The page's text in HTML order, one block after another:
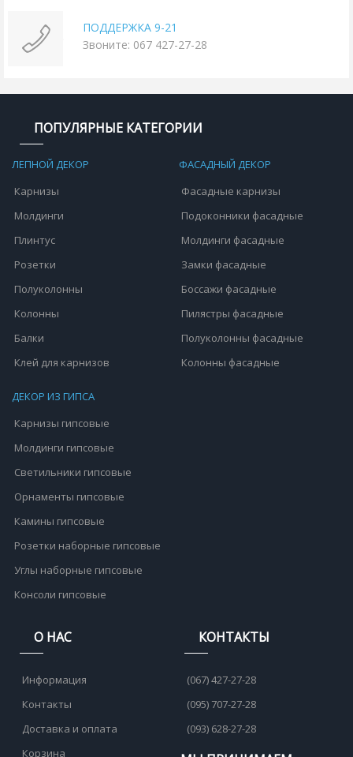
ПОДДЕРЖКА 9-21
Звоните: 067 427-27-28
ПОПУЛЯРНЫЕ КАТЕГОРИИ
ЛЕПНОЙ ДЕКОР
Карнизы
Молдинги
Плинтус
Розетки
Полуколонны
Колонны
Балки
Клей для карнизов
ФАСАДНЫЙ ДЕКОР
Фасадные карнизы
Подоконники фасадные
Молдинги фасадные
Замки фасадные
Боссажи фасадные
Пилястры фасадные
Полуколонны фасадные
Колонны фасадные
ДЕКОР ИЗ ГИПСА
Карнизы гипсовые
Молдинги гипсовые
Светильники гипсовые
Орнаменты гипсовые
Камины гипсовые
Розетки наборные гипсовые
Углы наборные гипсовые
Консоли гипсовые
О НАС
Информация
Контакты
Доставка и оплата
Корзина
КОНТАКТЫ
(067) 427-27-28
(095) 707-27-28
(093) 628-27-28